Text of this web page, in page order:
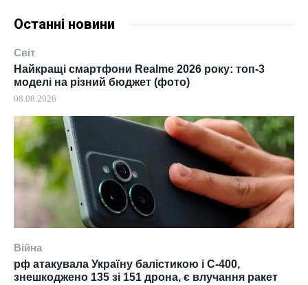
Останні новини
Світ
Найкращі смартфони Realme 2026 року: топ-3
моделі на різний бюджет (фото)
08.08.2026
Війна
рф атакувала Україну балістикою і С-400,
знешкоджено 135 зі 151 дрона, є влучання ракет